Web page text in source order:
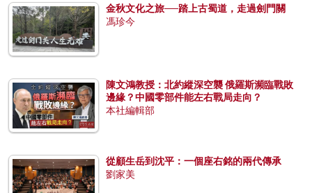
金秋文化之旅──踏上古蜀道，走過劍門關
馮珍今
陳文鴻教授：北約縱深空襲 俄羅斯瀕臨戰敗
邊緣？中國零部件能左右戰局走向？
本社編輯部
從顧生岳到沈平：一個座右銘的兩代傳承
劉家美